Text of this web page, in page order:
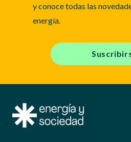
y conoce todas las
energía.